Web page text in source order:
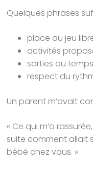
Quelques phrases
place du jeu
activités
sorties ou
respect du
Un parent m’avait
« Ce qui m’a
suite comment allait
bébé chez vous. »